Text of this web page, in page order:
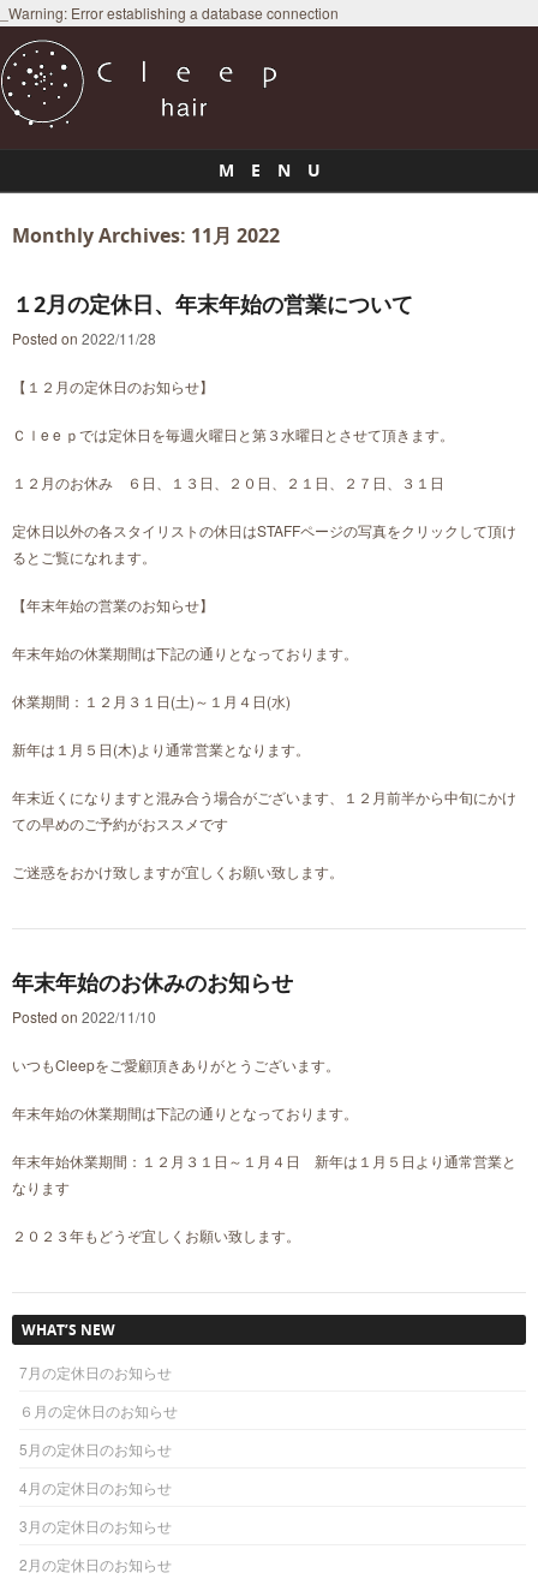
_Warning: Error establishing a database connection
M E N U
Monthly Archives: 11月 2022
１2月の定休日、年末年始の営業について
Posted on 2022/11/28
【１２月の定休日のお知らせ】
Ｃｌe e ｐでは定休日を毎週火曜日と第３水曜日とさせて頂きます。
１２月のお休み ６日、１３日、２０日、２１日、２７日、３１日
定休日以外の各スタイリストの休日はSTAFFページの写真をクリックして頂け
るとご覧になれます。
【年末年始の営業のお知らせ】
年末年始の休業期間は下記の通りとなっております。
休業期間：１２月３１日(土)～１月４日(水)
新年は１月５日(木)より通常営業となります。
年末近くになりますと混み合う場合がございます、１２月前半から中旬にかけ
ての早めのご予約がおススメです
ご迷惑をおかけ致しますが宜しくお願い致します。
年末年始のお休みのお知らせ
Posted on 2022/11/10
いつもCleepをご愛顧頂きありがとうございます。
年末年始の休業期間は下記の通りとなっております。
年末年始休業期間：１２月３１日～１月４日 新年は１月５日より通常営業と
なります
２０２３年もどうぞ宜しくお願い致します。
WHAT’S NEW
7月の定休日のお知らせ
６月の定休日のお知らせ
5月の定休日のお知らせ
4月の定休日のお知らせ
3月の定休日のお知らせ
2月の定休日のお知らせ